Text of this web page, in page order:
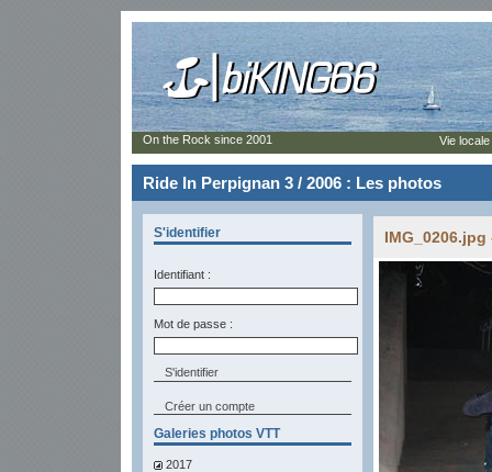
Ride In Perpignan 3 / 2006 : Les photos
S'identifier
Identifiant :
Mot de passe :
Créer un compte
Galeries photos VTT
2017
IMG_0206.jpg
On the Rock since 2001 Vie